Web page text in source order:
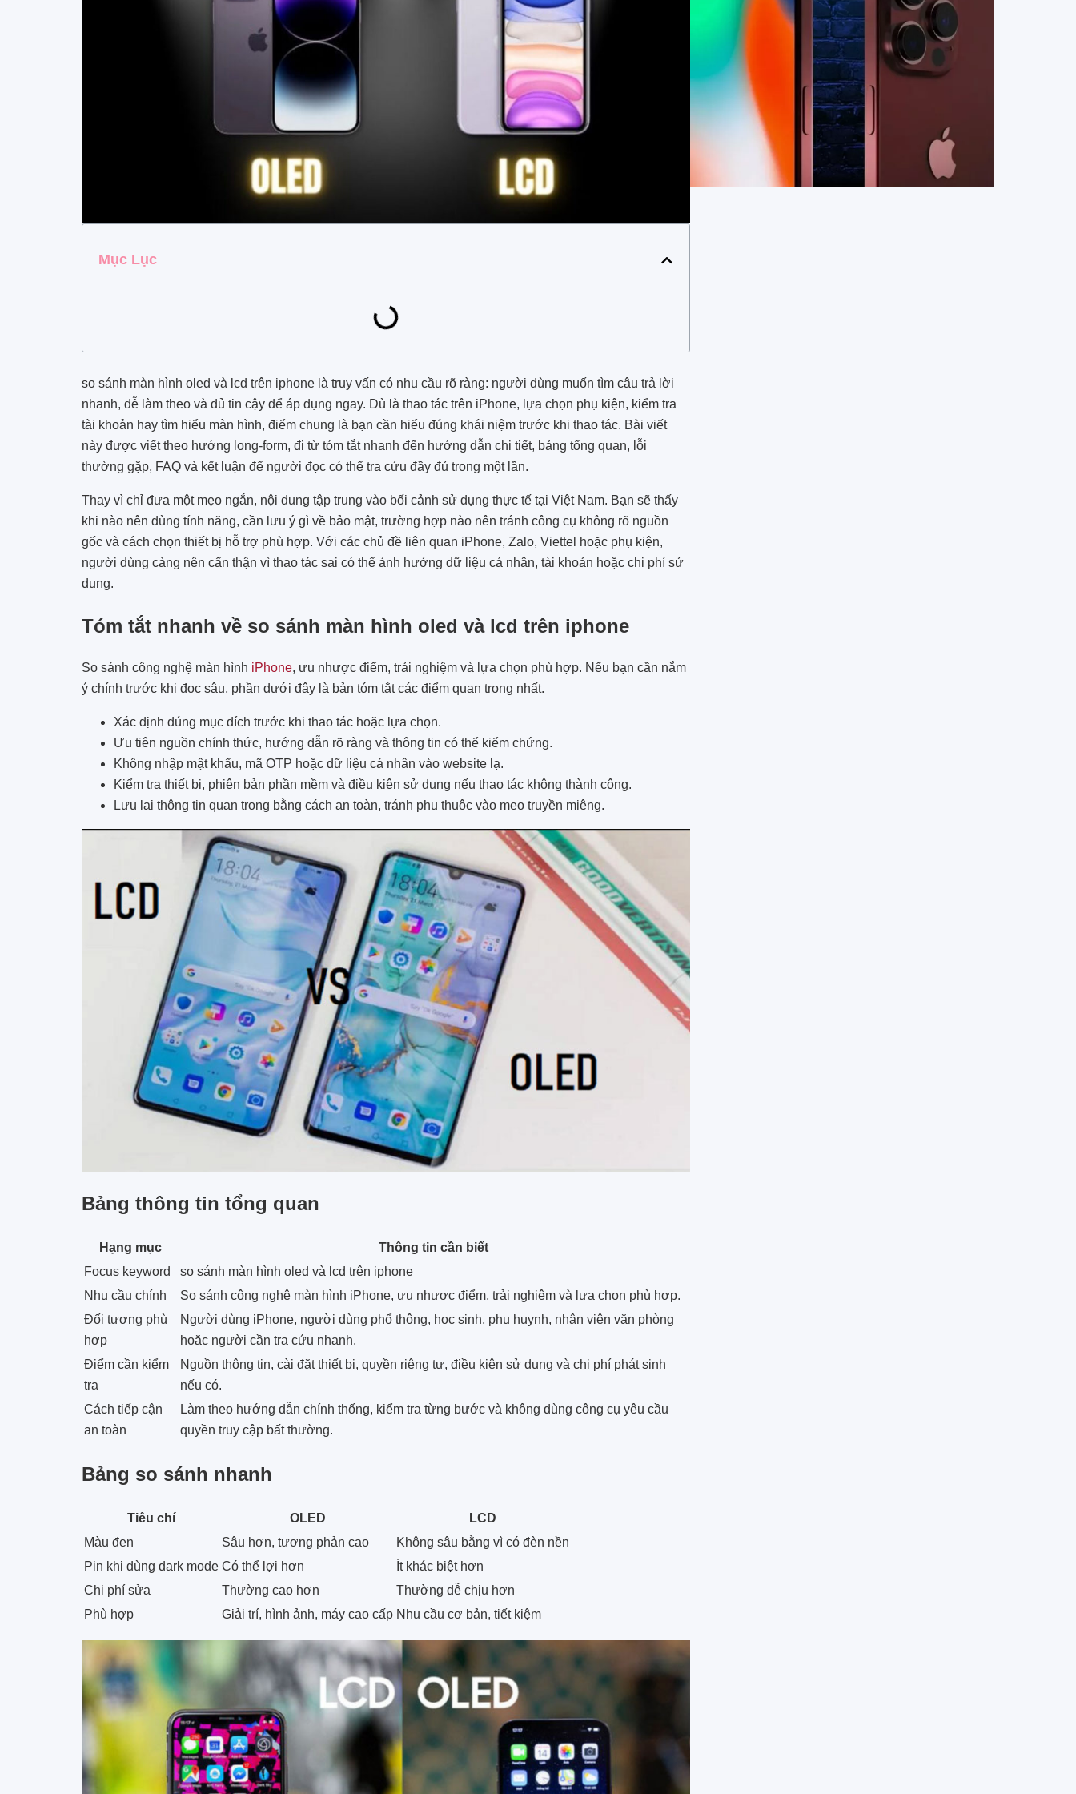
Mục Lục
so sánh màn hình oled và lcd trên iphone là truy vấn có nhu cầu rõ ràng: người dùng muốn tìm câu trả lời
nhanh, dễ làm theo và đủ tin cậy để áp dụng ngay. Dù là thao tác trên iPhone, lựa chọn phụ kiện, kiểm tra
tài khoản hay tìm hiểu màn hình, điểm chung là bạn cần hiểu đúng khái niệm trước khi thao tác. Bài viết
này được viết theo hướng long-form, đi từ tóm tắt nhanh đến hướng dẫn chi tiết, bảng tổng quan, lỗi
thường gặp, FAQ và kết luận để người đọc có thể tra cứu đầy đủ trong một lần.
Thay vì chỉ đưa một mẹo ngắn, nội dung tập trung vào bối cảnh sử dụng thực tế tại Việt Nam. Bạn sẽ thấy
khi nào nên dùng tính năng, cần lưu ý gì về bảo mật, trường hợp nào nên tránh công cụ không rõ nguồn
gốc và cách chọn thiết bị hỗ trợ phù hợp. Với các chủ đề liên quan iPhone, Zalo, Viettel hoặc phụ kiện,
người dùng càng nên cẩn thận vì thao tác sai có thể ảnh hưởng dữ liệu cá nhân, tài khoản hoặc chi phí sử
dụng.
Tóm tắt nhanh về so sánh màn hình oled và lcd trên iphone
So sánh công nghệ màn hình iPhone, ưu nhược điểm, trải nghiệm và lựa chọn phù hợp. Nếu bạn cần nắm
ý chính trước khi đọc sâu, phần dưới đây là bản tóm tắt các điểm quan trọng nhất.
Xác định đúng mục đích trước khi thao tác hoặc lựa chọn.
Ưu tiên nguồn chính thức, hướng dẫn rõ ràng và thông tin có thể kiểm chứng.
Không nhập mật khẩu, mã OTP hoặc dữ liệu cá nhân vào website lạ.
Kiểm tra thiết bị, phiên bản phần mềm và điều kiện sử dụng nếu thao tác không thành công.
Lưu lại thông tin quan trọng bằng cách an toàn, tránh phụ thuộc vào mẹo truyền miệng.
Bảng thông tin tổng quan
Hạng mục
Thông tin cần biết
Focus keyword
so sánh màn hình oled và lcd trên iphone
Nhu cầu chính
So sánh công nghệ màn hình iPhone, ưu nhược điểm, trải nghiệm và lựa chọn phù hợp.
Đối tượng phù
hợp
Người dùng iPhone, người dùng phổ thông, học sinh, phụ huynh, nhân viên văn phòng
hoặc người cần tra cứu nhanh.
Điểm cần kiểm
tra
Nguồn thông tin, cài đặt thiết bị, quyền riêng tư, điều kiện sử dụng và chi phí phát sinh
nếu có.
Cách tiếp cận
an toàn
Làm theo hướng dẫn chính thống, kiểm tra từng bước và không dùng công cụ yêu cầu
quyền truy cập bất thường.
Bảng so sánh nhanh
Tiêu chí OLED
LCD
Màu đen
Sâu hơn, tương phản cao
Không sâu bằng vì có đèn nền
Pin khi dùng dark mode Có thể lợi hơn
Ít khác biệt hơn
Chi phí sửa
Thường cao hơn
Thường dễ chịu hơn
Phù hợp
Giải trí, hình ảnh, máy cao cấp Nhu cầu cơ bản, tiết kiệm